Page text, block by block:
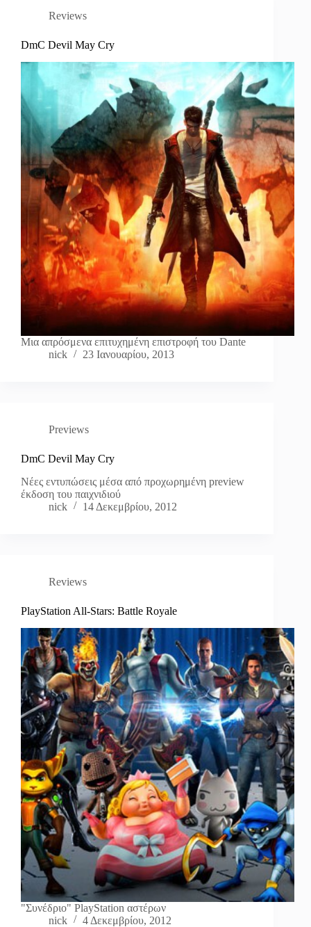
Reviews
DmC Devil May Cry
Μια απρόσμενα επιτυχημένη επιστροφή του Dante
nick
23 Ιανουαρίου, 2013
Previews
DmC Devil May Cry
Νέες εντυπώσεις μέσα από προχωρημένη preview
έκδοση του παιχνιδιού
nick
14 Δεκεμβρίου, 2012
Reviews
PlayStation All-Stars: Battle Royale
"Συνέδριο" PlayStation αστέρων
nick
4 Δεκεμβρίου, 2012